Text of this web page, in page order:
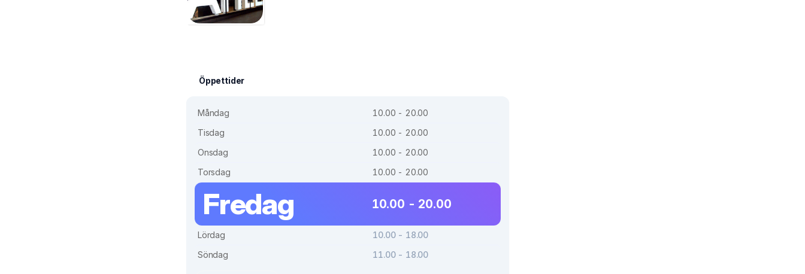
Öppettider
Måndag
10.00 - 20.00
Tisdag
10.00 - 20.00
Onsdag
10.00 - 20.00
Torsdag
10.00 - 20.00
Fredag 10.00 - 20.00
Lördag
10.00 - 18.00
Söndag
11.00 - 18.00